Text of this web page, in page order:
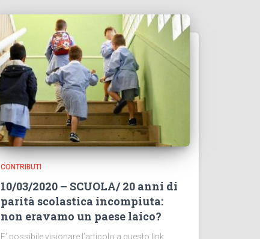
CONTRIBUTI
10/03/2020 – SCUOLA/ 20 anni di
parità scolastica incompiuta:
non eravamo un paese laico?
E’ possibile visionare l’articolo a questo link